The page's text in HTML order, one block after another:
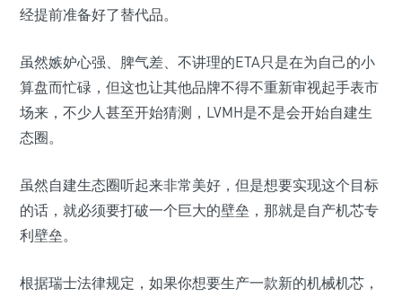
经提前准备好了替代品。
虽然嫉妒心强、脾气差、不讲理的ETA只是在为自己的小
算盘而忙碌，但这也让其他品牌不得不重新审视起手表市
场来，不少人甚至开始猜测，LVMH是不是会开始自建生
态圈。
虽然自建生态圈听起来非常美好，但是想要实现这个目标
的话，就必须要打破一个巨大的壁垒，那就是自产机芯专
利壁垒。
根据瑞士法律规定，如果你想要生产一款新的机械机芯，